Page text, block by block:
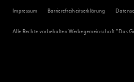
Impressum Barrierefreiheitserklärung
Alle Rechte vorbehalten Werbegemeinschaft "Das